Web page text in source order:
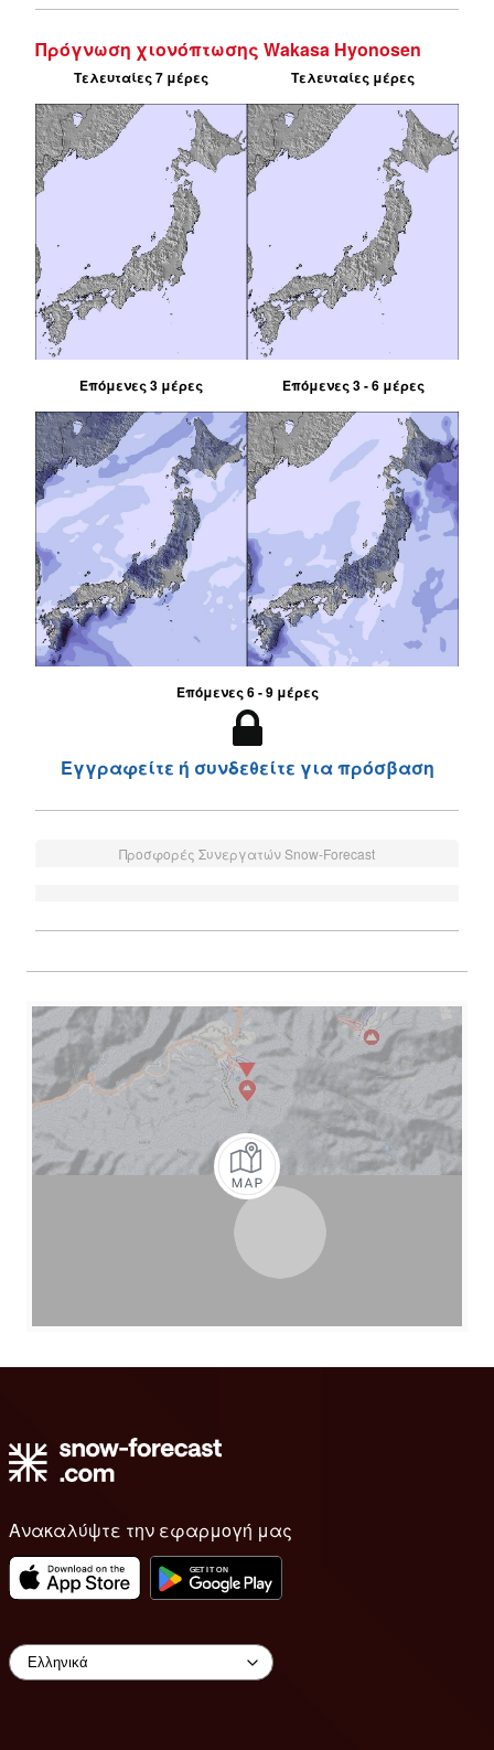
Πρόγνωση χιονόπτωσης Wakasa Hyonosen
Τελευταίες 7 μέρες Τελευταίες μέρες
Επόμενες 3 μέρες Επόμενες 3 - 6 μέρες
Επόμενες 6 - 9 μέρες
Εγγραφείτε ή συνδεθείτε για πρόσβαση
Προσφορές Συνεργατών Snow-Forecast
Ανακαλύψτε την εφαρμογή μας